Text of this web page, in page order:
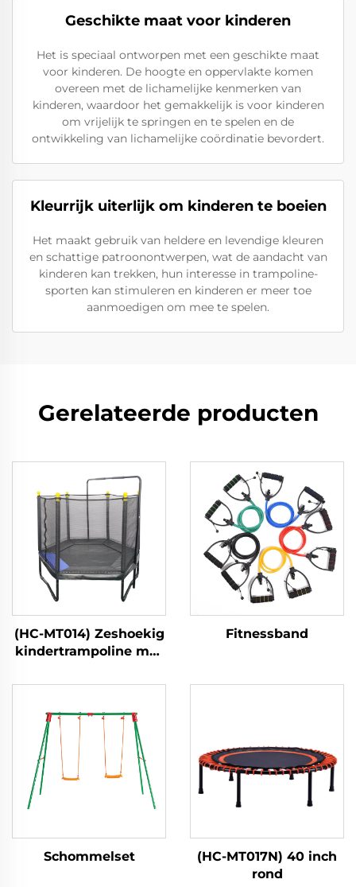
Geschikte maat voor kinderen
Het is speciaal ontworpen met een geschikte maat
voor kinderen. De hoogte en oppervlakte komen
overeen met de lichamelijke kenmerken van
kinderen, waardoor het gemakkelijk is voor kinderen
om vrijelijk te springen en te spelen en de
ontwikkeling van lichamelijke coördinatie bevordert.
Kleurrijk uiterlijk om kinderen te boeien
Het maakt gebruik van heldere en levendige kleuren
en schattige patroonontwerpen, wat de aandacht van
kinderen kan trekken, hun interesse in trampoline-
sporten kan stimuleren en kinderen er meer toe
aanmoedigen om mee te spelen.
Gerelateerde producten
(HC-MT014) Zeshoekig
kindertrampoline met
Fitnessband
Schommelset
(HC-MT017N) 40 inch
rond